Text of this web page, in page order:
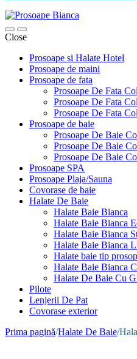
Close
Prosoape si Halate Hotel
Prosoape de maini
Prosoape de fata
Prosoape De Fata
Prosoape De Fata
Prosoape De Fata
Prosoape de baie
Prosoape De Baie
Prosoape De Baie
Prosoape De Baie
Prosoape SPA
Prosoape Plaja/Sauna
Covorase de baie
Halate De Baie
Halate Baie Bianca
Halate Baie Bianca
Halate Baie Bianca
Halate Baie Bianca
Halate baie tip prosop
Halate Baie Bianca
Halate De Baie Cu
Pilote
Lenjerii De Pat
Covorase exterior
Prima pagină/Halate De Baie/